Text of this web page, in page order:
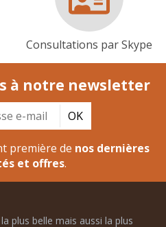
Consultations par Skype
à notre newsletter
OK
première de nos dernières
et offres.
plus belle mais aussi la plus